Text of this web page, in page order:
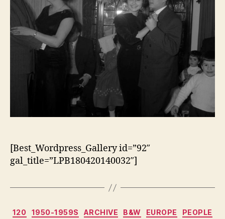
[Best_Wordpress_Gallery id=”92″
gal_title=”LPB180420140032″]
Categorias
120 1950-1959S ARCHIVE B&W EUROPE
PEOPLE